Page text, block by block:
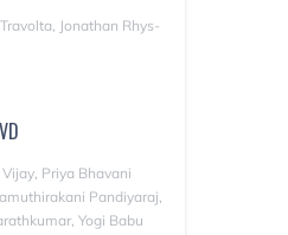
Jonathan Rhys-
Priya Bhavani
Pandiyaraj,
Yogi Babu